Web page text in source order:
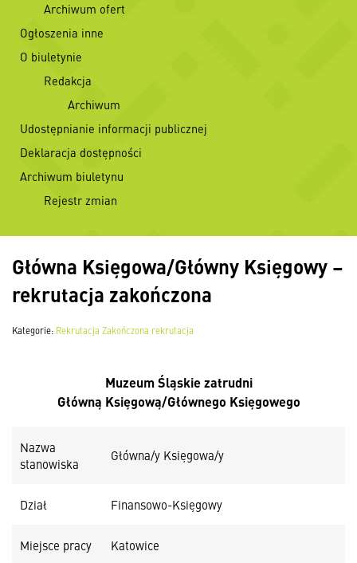
Archiwum ofert
Ogłoszenia inne
O biuletynie
Redakcja
Archiwum
Udostępnianie informacji publicznej
Deklaracja dostępności
Archiwum biuletynu
Rejestr zmian
Główna Księgowa/Główny Księgowy –
rekrutacja zakończona
Kategorie: Rekrutacja Zakończona rekrutacja
Muzeum Śląskie zatrudni
Główną Księgową/Głównego Księgowego
Nazwa
stanowiska
Główna/y Księgowa/y
Dział Finansowo-Księgowy
Miejsce pracy Katowice